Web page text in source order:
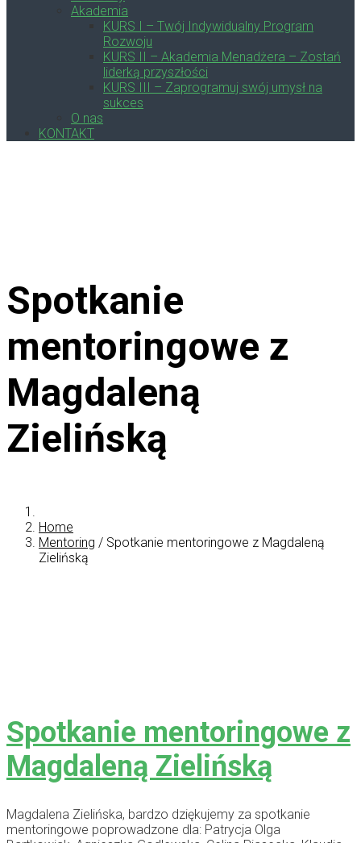
Akademia
KURS I – Twój Indywidualny Program
Rozwoju
KURS II – Akademia Menadżera – Zostań
liderką przyszłości
KURS III – Zaprogramuj swój umysł na
sukces
O nas
KONTAKT
Spotkanie
mentoringowe z
Magdaleną
Zielińską
Home
Mentoring / Spotkanie mentoringowe z Magdaleną
Zielińską
Spotkanie mentoringowe z
Magdaleną Zielińską
Magdalena Zielińska, bardzo dziękujemy za spotkanie
mentoringowe poprowadzone dla: Patrycja Olga